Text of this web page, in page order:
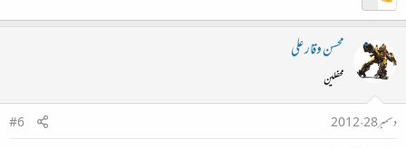
محسن وقار علی
محفلین
دسمبر 28، 2012
#6